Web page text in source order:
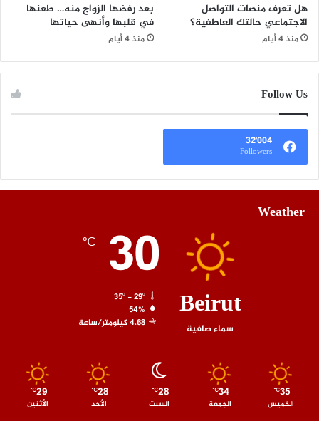
هل تعرف منصات التواصل
الاجتماعي حالتك العاطفية؟
منذ 4 أيام
بعد رفضها الزواج منه… طعنها
في قلبها وأنهى حياتها
منذ 4 أيام
Follow Us
32٬004
Followers
Weather
Beirut
سماء صافية
30
℃
35º - 29º
54%
4.68 كيلومتر/ساعة
35
℃
الخميس
34
℃
الجمعة
28
℃
السبت
28
℃
الأحد
29
℃
الأثنين